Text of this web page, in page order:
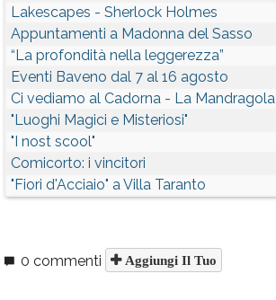
Lakescapes - Sherlock Holmes
Appuntamenti a Madonna del Sasso
“La profondità nella leggerezza”
Eventi Baveno dal 7 al 16 agosto
Ci vediamo al Cadorna - La Mandragola
"Luoghi Magici e Misteriosi"
"I nost scool"
Comicorto: i vincitori
"Fiori d'Acciaio" a Villa Taranto
0 commenti Aggiungi Il Tuo